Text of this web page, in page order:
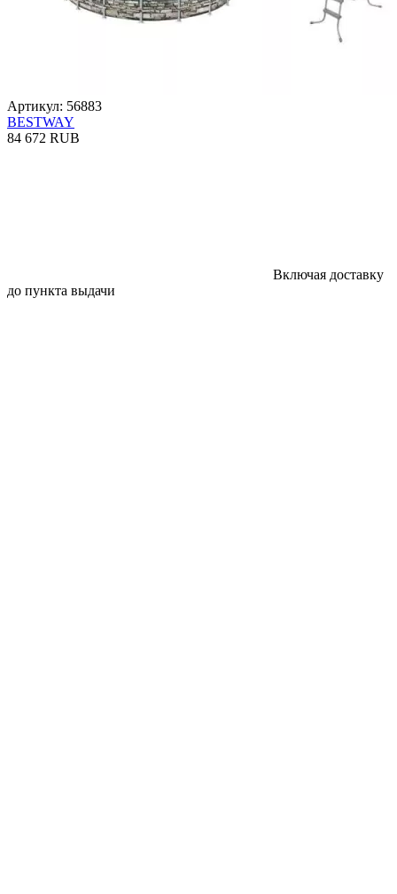
Артикул: 56883
BESTWAY
84 672 RUB
Включая доставку
до пункта выдачи